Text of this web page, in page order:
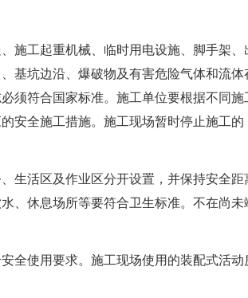
工起重机械、临时用电设施、脚手架、
基坑边沿、爆破物及有害危险气体和流体
须符合国家标准。施工单位要根据不同施
安全施工措施。施工现场暂时停止施工
活区及作业区分开设置，并保持安全距
、休息场所等要符合卫生标准。不在尚
使用要求。施工现场使用的装配式活动